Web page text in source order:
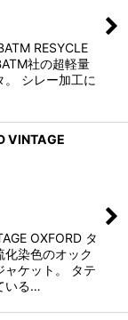
RESYCLE
社の超軽量
シレー加工に
VINTAGE
OXFORD タ
化染色のオック
ャケット。 タテ
いる…